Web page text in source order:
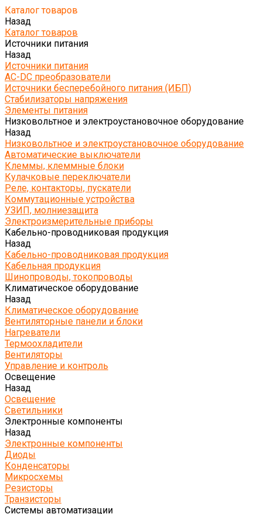
Каталог товаров
Назад
Каталог товаров
Источники питания
Назад
Источники питания
AC-DC преобразователи
Источники бесперебойного питания (ИБП)
Стабилизаторы напряжения
Элементы питания
Низковольтное и электроустановочное оборудование
Назад
Низковольтное и электроустановочное оборудование
Автоматические выключатели
Клеммы, клеммные блоки
Кулачковые переключатели
Реле, контакторы, пускатели
Коммутационные устройства
УЗИП, молниезащита
Электроизмерительные приборы
Кабельно-проводниковая продукция
Назад
Кабельно-проводниковая продукция
Кабельная продукция
Шинопроводы, токопроводы
Климатическое оборудование
Назад
Климатическое оборудование
Вентиляторные панели и блоки
Нагреватели
Термоохладители
Вентиляторы
Управление и контроль
Освещение
Назад
Освещение
Светильники
Электронные компоненты
Назад
Электронные компоненты
Диоды
Конденсаторы
Микросхемы
Резисторы
Транзисторы
Системы автоматизации